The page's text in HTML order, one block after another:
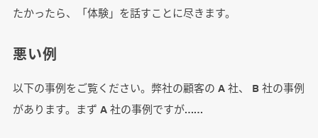
たかったら、「体験」を話すことに尽きます。
悪い例
以下の事例をご覧ください。弊社の顧客の A 社、 B 社の事例
があります。まず A 社の事例ですが……